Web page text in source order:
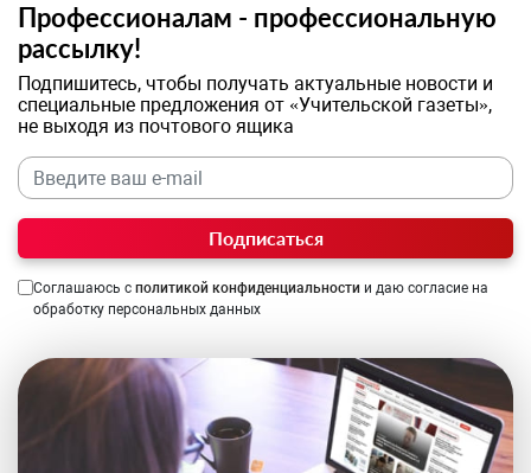
Профессионалам - профессиональную
рассылку!
Подпишитесь, чтобы получать актуальные новости и
специальные предложения от «Учительской газеты»,
не выходя из почтового ящика
Подписаться
Соглашаюсь с политикой конфиденциальности и даю согласие на
обработку персональных данных